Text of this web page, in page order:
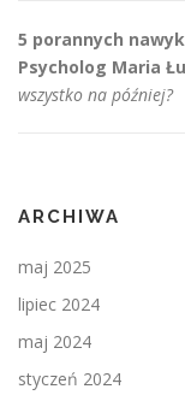
5 porannych
Psycholog Maria
wszystko na później?
ARCHIWA
maj 2025
lipiec 2024
maj 2024
styczeń 2024